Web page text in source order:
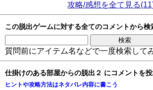
攻略/感想を全て見る
この脱出ゲームに対する全てのコメントから検
質問前にアイテム名などで一度検索して
仕掛けのある部屋からの脱出２ にコメントを
ヒントや攻略方法はネタバレ内容に書こう